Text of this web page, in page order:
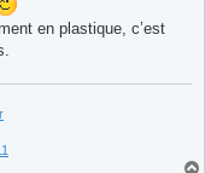
en plastique, c’est